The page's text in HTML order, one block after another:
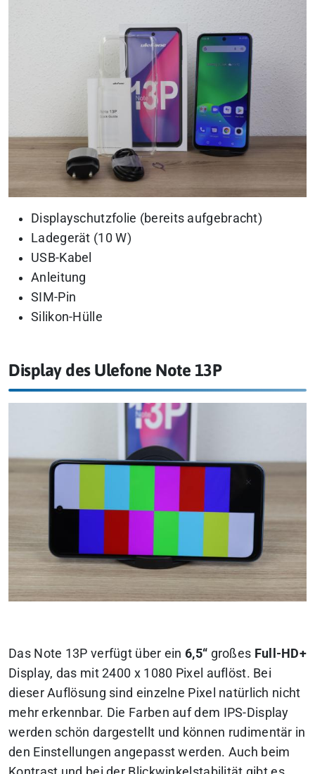
Displayschutzfolie (bereits aufgebracht)
Ladegerät (10 W)
USB-Kabel
Anleitung
SIM-Pin
Silikon-Hülle
Display des Ulefone Note 13P
Das Note 13P verfügt über ein 6,5“ großes Full-HD+
Display, das mit 2400 x 1080 Pixel auflöst. Bei
dieser Auflösung sind einzelne Pixel natürlich nicht
mehr erkennbar. Die Farben auf dem IPS-Display
werden schön dargestellt und können rudimentär in
den Einstellungen angepasst werden. Auch beim